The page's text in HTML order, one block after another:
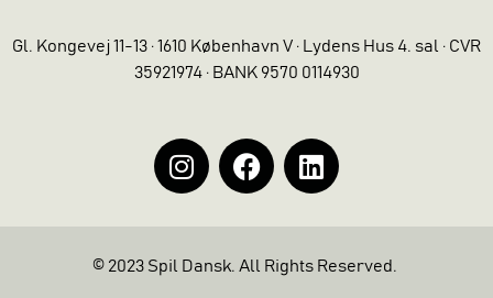
Gl. Kongevej 11-13 · 1610 København V · Lydens Hus 4. sal · CVR
35921974 · BANK 9570 0114930
© 2023 Spil Dansk. All Rights Reserved.